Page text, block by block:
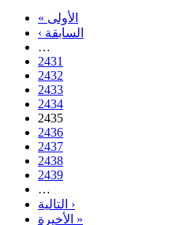
« الأولى
‹ السابقة
…
2431
2432
2433
2434
2435
2436
2437
2438
2439
…
التالية ›
الأخيرة »